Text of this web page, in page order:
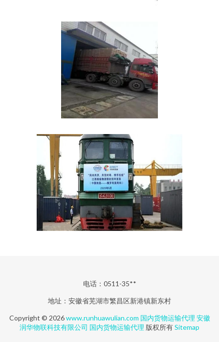
电话：0511-35**
地址：安徽省芜湖市繁昌区新港镇新东村
Copyright © 2026www.runhuawulian.com 国内货物运输代理 安徽
润华物联科技有限公司 国内货物运输代理 版权所有Sitemap